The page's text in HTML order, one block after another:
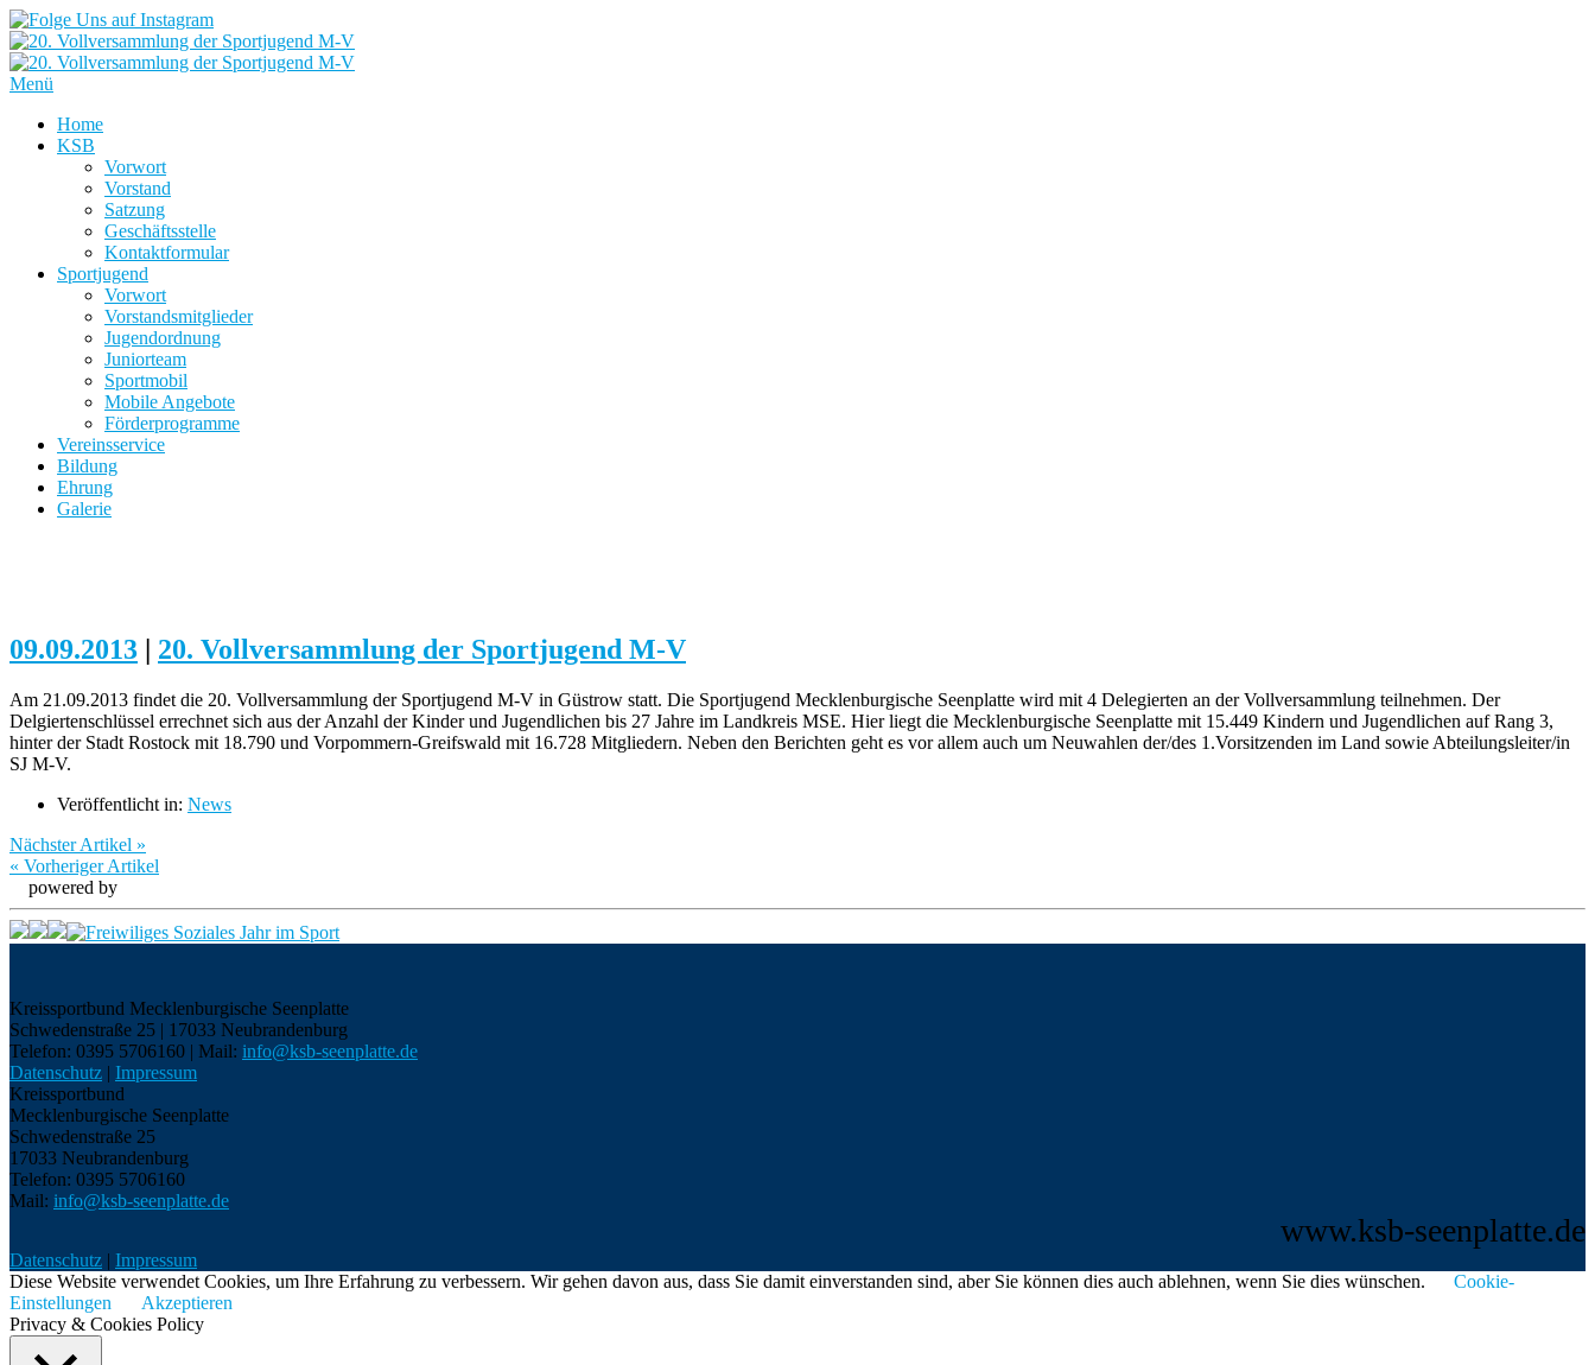
Menü
Home
KSB
Vorwort
Vorstand
Satzung
Geschäftsstelle
Kontaktformular
Sportjugend
Vorwort
Vorstandsmitglieder
Jugendordnung
Juniorteam
Sportmobil
Mobile Angebote
Förderprogramme
Vereinsservice
Bildung
Ehrung
Galerie
09.09.2013 | 20. Vollversammlung der Sportjugend M-V
Am 21.09.2013 findet die 20. Vollversammlung der Sportjugend M-V in Güstrow statt. Die Sportjugend Mecklenburgische Seenplatte wird mit 4 Delegierten an der Vollversammlung teilnehmen. Der
Delgiertenschlüssel errechnet sich aus der Anzahl der Kinder und Jugendlichen bis 27 Jahre im Landkreis MSE. Hier liegt die Mecklenburgische Seenplatte mit 15.449 Kindern und Jugendlichen auf Rang 3,
hinter der Stadt Rostock mit 18.790 und Vorpommern-Greifswald mit 16.728 Mitgliedern. Neben den Berichten geht es vor allem auch um Neuwahlen der/des 1.Vorsitzenden im Land sowie Abteilungsleiter/in
SJ M-V.
Veröffentlicht in: News
Nächster Artikel »
« Vorheriger Artikel
powered by
Kreissportbund Mecklenburgische Seenplatte
Schwedenstraße 25 | 17033 Neubrandenburg
Telefon: 0395 5706160 | Mail: info@ksb-seenplatte.de
Datenschutz | Impressum
Kreissportbund
Mecklenburgische Seenplatte
Schwedenstraße 25
17033 Neubrandenburg
Telefon: 0395 5706160
Mail: info@ksb-seenplatte.de
www.ksb-seenplatte.de
Datenschutz | Impressum
Diese Website verwendet Cookies, um Ihre Erfahrung zu verbessern. Wir gehen davon aus, dass Sie damit einverstanden sind, aber Sie können dies auch ablehnen, wenn Sie dies wünschen.
Cookie-
Einstellungen
Akzeptieren
Privacy & Cookies Policy